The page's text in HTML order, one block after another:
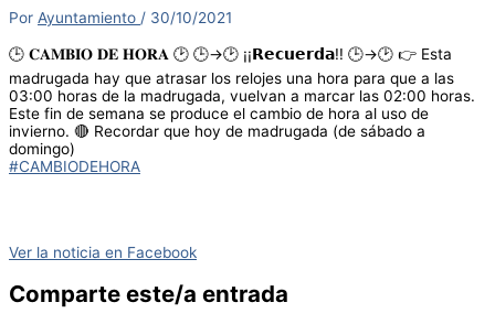
Por Ayuntamiento / 30/10/2021
🕒 𝐂𝐀𝐌𝐁𝐈𝐎 𝐃𝐄 𝐇𝐎𝐑𝐀 🕑 🕒→🕑 ¡¡𝗥𝗲𝗰𝘂𝗲𝗿𝗱𝗮!! 🕒→🕑 👉 Esta
madrugada hay que atrasar los relojes una hora para que a las
03:00 horas de la madrugada, vuelvan a marcar las 02:00 horas.
Este fin de semana se produce el cambio de hora al uso de
invierno. 🔴 Recordar que hoy de madrugada (de sábado a
domingo)
#CAMBIODEHORA
Ver la noticia en Facebook
Comparte este/a entrada